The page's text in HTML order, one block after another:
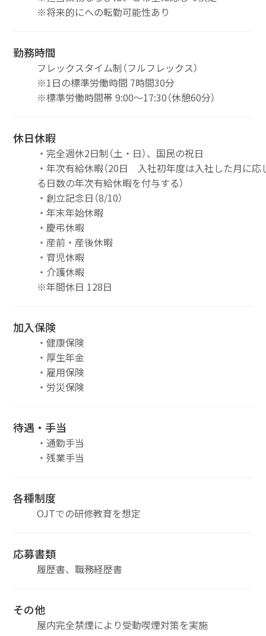
※将来的にへの転勤可能性あり
勤務時間
フレックスタイム制（フルフレックス）
※1日の標準労働時間 7時間30分
※標準労働時間帯 9:00～17:30（休憩60分）
休日休暇
・完全週休2日制（土・日）、国民の祝日
・年次有給休暇（20日 入社初年度は入社した月に応
る日数の年次有給休暇を付与する）
・創立記念日（8/10）
・年末年始休暇
・慶弔休暇
・産前・産後休暇
・育児休暇
・介護休暇
※年間休日 128日
加入保険
・健康保険
・厚生年金
・雇用保険
・労災保険
待遇・手当
・通勤手当
・残業手当
各種制度
OJTでの研修教育を想定
応募書類
履歴書、職務経歴書
その他
屋内完全禁煙により受動喫煙対策を実施